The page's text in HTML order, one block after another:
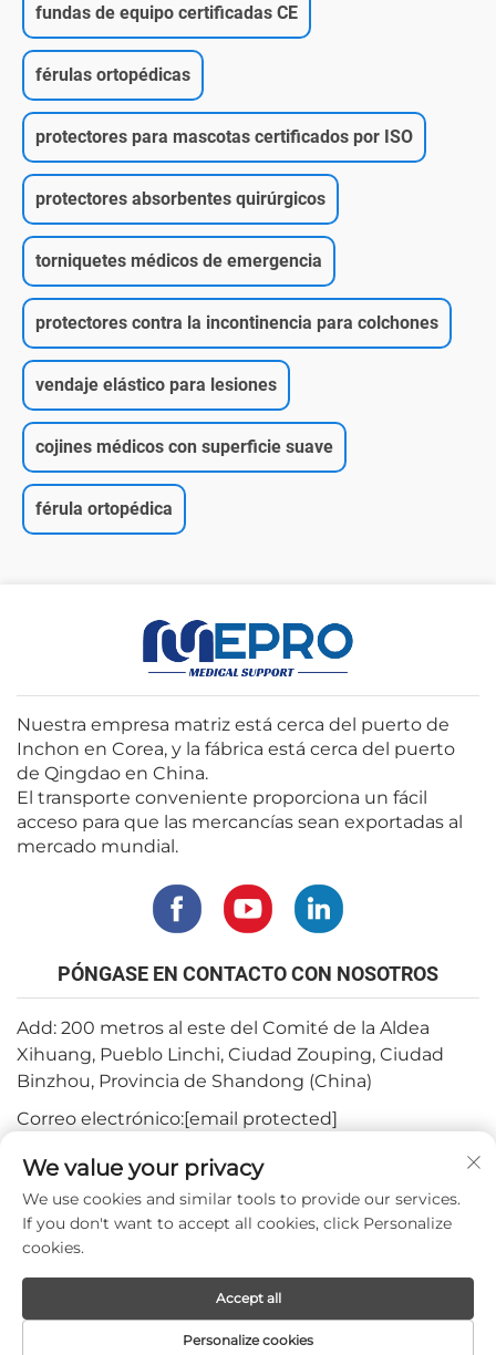
fundas de equipo certificadas CE
férulas ortopédicas
protectores para mascotas certificados por ISO
protectores absorbentes quirúrgicos
torniquetes médicos de emergencia
protectores contra la incontinencia para colchones
vendaje elástico para lesiones
cojines médicos con superficie suave
férula ortopédica
Nuestra empresa matriz está cerca del puerto de
Inchon en Corea, y la fábrica está cerca del puerto
de Qingdao en China.
El transporte conveniente proporciona un fácil
acceso para que las mercancías sean exportadas al
mercado mundial.
PÓNGASE EN CONTACTO CON NOSOTROS
Add: 200 metros al este del Comité de la Aldea
Xihuang, Pueblo Linchi, Ciudad Zouping, Ciudad
Binzhou, Provincia de Shandong (China)
Correo electrónico:[email protected]
Tel.: +82-3180427370
Teléfono:+86-15564344404
WhatsApp: +82-1022396668
Derechos de autor © 2024 por Mepro Medical Co.,Ltd.
We value your privacy
We use cookies and similar tools to provide our services.
If you don't want to accept all cookies, click Personalize
cookies.
Personalize cookies
Accept all